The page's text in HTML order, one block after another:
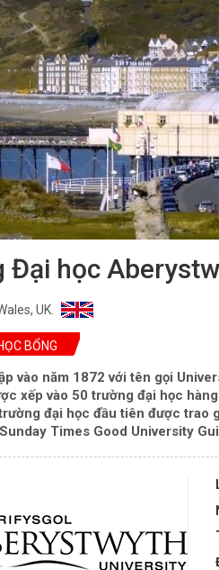
Đại học
UK.
BỔNG
vào năm 1872 với tên gọi
xếp vào 50 trường đại học
đại học đầu tiên được trao
Times Good University